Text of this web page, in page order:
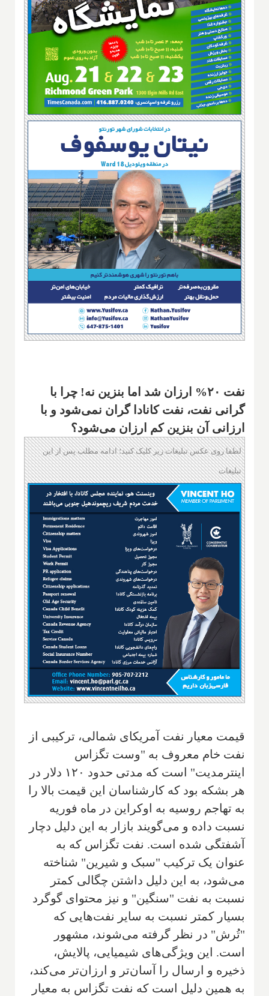
نفت ۲۰% ارزان شد اما بنزین نه! چرا با
گرانی نفت، نفت کانادا گران نمی‌شود و با
ارزانی آن بنزین کم ارزان می‌شود؟
لطفا روی عکس تبلیغات زیر کلیک کنید؛ ادامه مطلب پس از این
تبلیغات
قیمت معیار نفت آمریکای شمالی، ترکیبی از
نفت خام معروف به "وست تگزاس
اینترمدیت" است که مدتی حدود ۱۲۰ دلار در
هر بشکه بود که کارشناسان این قیمت بالا را
به تهاجم روسیه به اوکراین در ماه فوریه
نسبت داده و می‌گویند بازار به این دلیل دچار
آشفتگی شده است. نفت تگزاس که به
عنوان یک ترکیب "سبک و شیرین" شناخته
می‌شود، به این دلیل داشتن چگالی کمتر
نسبت به نفت "سنگین" و نیز محتوای گوگرد
بسیار کمتر نسبت به سایر نفت‌هایی که
"تُرش" در نظر گرفته می‌شوند، مشهور
است. این ویژگی‌های شیمیایی، پالایش،
ذخیره و ارسال را آسان‌تر و ارزان‌تر می‌کند،
به همین دلیل است که نفت تگزاس به معیار